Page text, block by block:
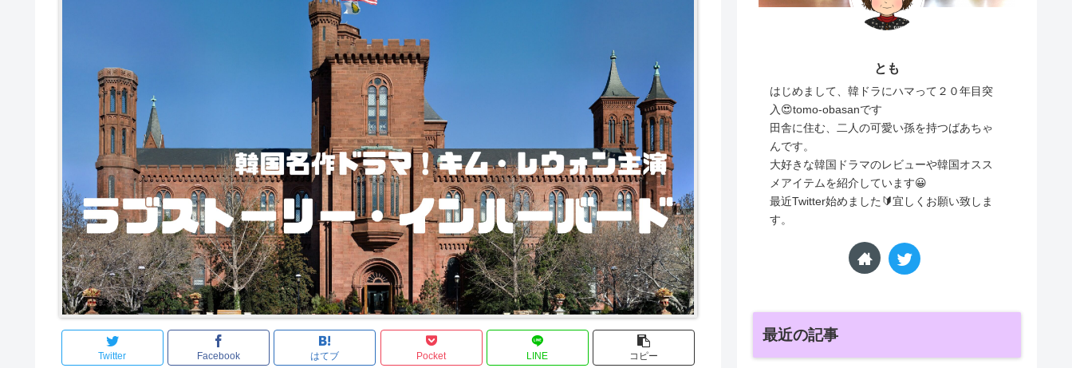
Twitter Facebook はてブ Pocket LINE コピー
とも
はじめまして、韓ドラにハマって２０年目突
入😍tomo-obasanです
田舎に住む、二人の可愛い孫を持つばあちゃ
んです。
大好きな韓国ドラマのレビューや韓国オスス
メアイテムを紹介しています😀
最近Twitter始めました🔰宜しくお願い致しま
す。
最近の記事